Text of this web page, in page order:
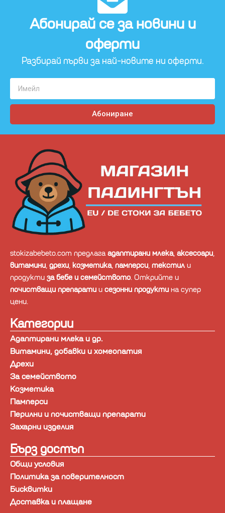
Абонирай се за новини и
оферти​
Разбирай първи за най-новите ни оферти.
Абониране
stokizabebeto.com предлага адаптирани млека, аксесоари
витамини дрехи козметика, памперси текстил и
продукти за бебе и семейството. Открийте и
почистващи препарати и сезонни продукти на супер
цени.
Категории
Адаптирани млека и др.
Витамини, добавки и хомеопатия
Дрехи
За семейството
Козметика
Памперси
Перилни и почистващи препарати
Захарни изделия
Бърз достъп
Общи условия
Политика за поверителност
Бисквитки
Доставка и плащане